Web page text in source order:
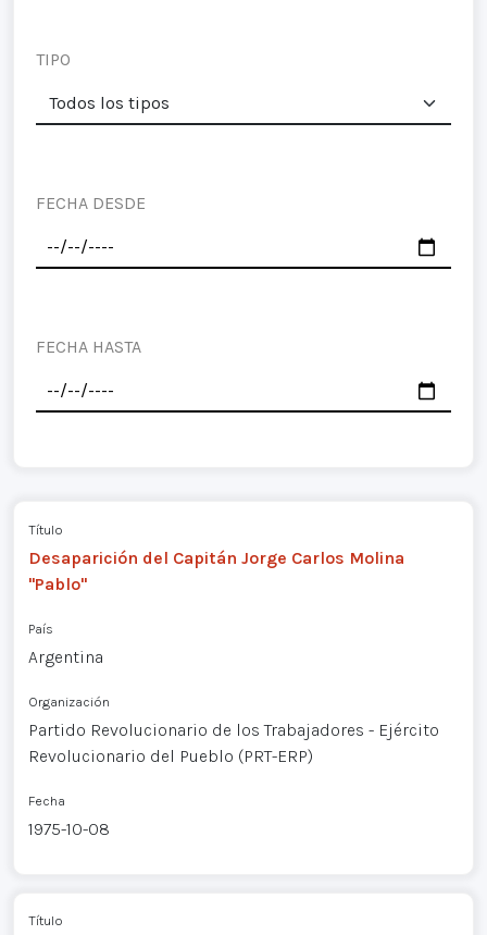
TIPO
FECHA DESDE
FECHA HASTA
Título
Desaparición del Capitán Jorge Carlos Molina
"Pablo"
País
Argentina
Organización
Partido Revolucionario de los Trabajadores - Ejército
Revolucionario del Pueblo (PRT-ERP)
Fecha
1975-10-08
Título